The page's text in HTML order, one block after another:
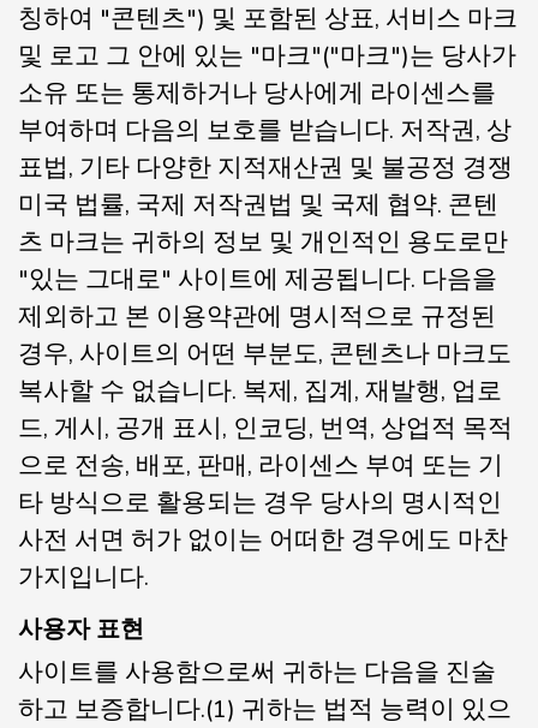
칭하여 "콘텐츠") 및 포함된 상표, 서비스 마크
및 로고 그 안에 있는 "마크"("마크")는 당사가
소유 또는 통제하거나 당사에게 라이센스를
부여하며 다음의 보호를 받습니다. 저작권, 상
표법, 기타 다양한 지적재산권 및 불공정 경쟁
미국 법률, 국제 저작권법 및 국제 협약. 콘텐
츠 마크는 귀하의 정보 및 개인적인 용도로만
"있는 그대로" 사이트에 제공됩니다. 다음을
제외하고 본 이용약관에 명시적으로 규정된
경우, 사이트의 어떤 부분도, 콘텐츠나 마크도
복사할 수 없습니다. 복제, 집계, 재발행, 업로
드, 게시, 공개 표시, 인코딩, 번역, 상업적 목적
으로 전송, 배포, 판매, 라이센스 부여 또는 기
타 방식으로 활용되는 경우 당사의 명시적인
사전 서면 허가 없이는 어떠한 경우에도 마찬
가지입니다.
사용자 표현
사이트를 사용함으로써 귀하는 다음을 진술
하고 보증합니다.(1) 귀하는 법적 능력이 있으